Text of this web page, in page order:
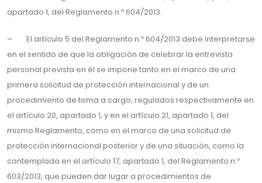
apartado 1, del Reglamento n.º 604/2013.
– El artículo 5 del Reglamento n.º 604/2013 debe interpretarse
en el sentido de que la obligación de celebrar la entrevista
personal prevista en él se impone tanto en el marco de una
primera solicitud de protección internacional y de un
procedimiento de toma a cargo, regulados respectivamente en
el artículo 20, apartado 1, y en el artículo 21, apartado 1, del
mismo Reglamento, como en el marco de una solicitud de
protección internacional posterior y de una situación, como la
contemplada en el artículo 17, apartado 1, del Reglamento n.º
603/2013, que pueden dar lugar a procedimientos de